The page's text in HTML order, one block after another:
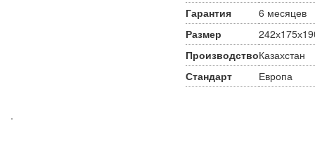
Гарантия
6 месяцев
Размер
ПроизводствоКазахстан
Стандарт
Европа
.